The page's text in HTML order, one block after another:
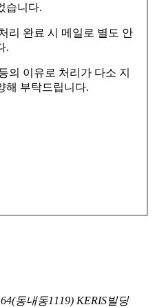
습니다.
리 완료 시 메일로 별도 안
.
의 이유로 처리가 다소 지
해 부탁드립니다.
동내동1119) KERIS빌딩